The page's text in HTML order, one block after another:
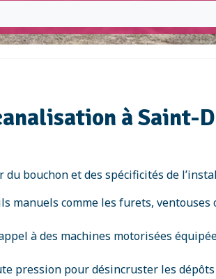
à Saint-
bouchon et des spécificités de
manuels comme les furets,
à des machines motorisées
pression pour désincruster les